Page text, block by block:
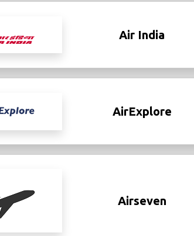
Air India
AirExplore
Airseven